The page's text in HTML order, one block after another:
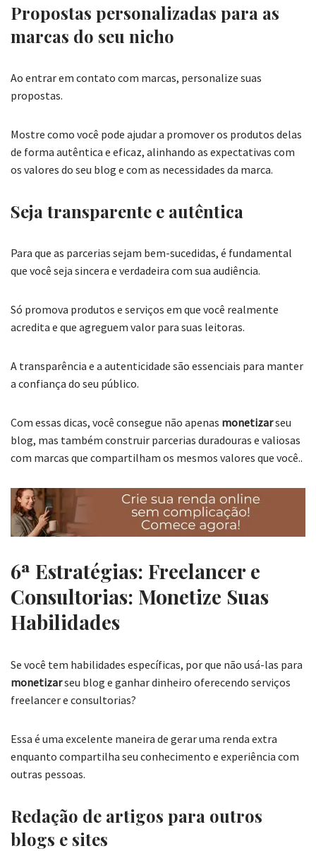
Propostas personalizadas para as
marcas do seu nicho
Ao entrar em contato com marcas, personalize suas
propostas.
Mostre como você pode ajudar a promover os produtos delas
de forma autêntica e eficaz, alinhando as expectativas com
os valores do seu blog e com as necessidades da marca.
Seja transparente e autêntica
Para que as parcerias sejam bem-sucedidas, é fundamental
que você seja sincera e verdadeira com sua audiência.
Só promova produtos e serviços em que você realmente
acredita e que agreguem valor para suas leitoras.
A transparência e a autenticidade são essenciais para manter
a confiança do seu público.
Com essas dicas, você consegue não apenas monetizarseu
blog, mas também construir parcerias duradouras e valiosas
com marcas que compartilham os mesmos valores que você..
6ª Estratégias: Freelancer e
Consultorias: Monetize Suas
Habilidades
Se você tem habilidades específicas, por que não usá-las para
monetizarseu blog e ganhar dinheiro oferecendo serviços
freelancer e consultorias?
Essa é uma excelente maneira de gerar uma renda extra
enquanto compartilha seu conhecimento e experiência com
outras pessoas.
Redação de artigos para outros
blogs e sites